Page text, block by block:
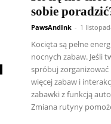
sobie
PawsAndInk - 1
Kocięta są pełne
nocnych zabaw. Jeśli
spróbuj zorganizować
więcej zabaw i
zabawki z funkcją
Zmiana rutyny